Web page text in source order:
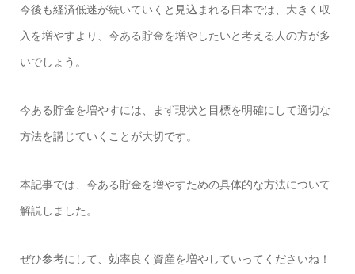
今後も経済低迷が続いていくと見込まれる日本では、大きく収
入を増やすより、今ある貯金を増やしたいと考える人の方が多
いでしょう。
今ある貯金を増やすには、まず現状と目標を明確にして適切な
方法を講じていくことが大切です。
本記事では、今ある貯金を増やすための具体的な方法について
解説しました。
ぜひ参考にして、効率良く資産を増やしていってくださいね！